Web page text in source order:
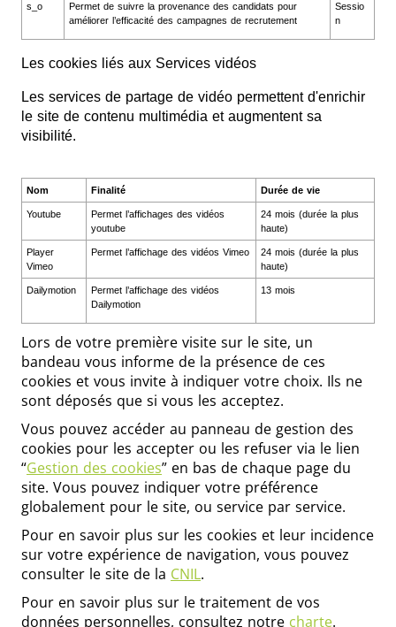
s_o
Permet de suivre la provenance des candidats pour
améliorer l’efficacité des campagnes de recrutement
Sessio
n
Les cookies liés aux Services vidéos
Les services de partage de vidéo permettent d'enrichir
le site de contenu multimédia et augmentent sa
visibilité.
Nom Finalité Durée de vie
Youtube
Permet l’affichages des vidéos
youtube
24 mois (durée la plus
haute)
Player
Vimeo
Permet l’affichage des vidéos Vimeo
24 mois (durée la plus
haute)
Dailymotion
Permet l’affichage des vidéos
Dailymotion
13 mois
Lors de votre première visite sur le site, un
bandeau vous informe de la présence de ces
cookies et vous invite à indiquer votre choix. Ils ne
sont déposés que si vous les acceptez.
Vous pouvez accéder au panneau de gestion des
cookies pour les accepter ou les refuser via le lien
“Gestion des cookies” en bas de chaque page du
site. Vous pouvez indiquer votre préférence
globalement pour le site, ou service par service.
Pour en savoir plus sur les cookies et leur incidence
sur votre expérience de navigation, vous pouvez
consulter le site de la CNIL.
Pour en savoir plus sur le traitement de vos
données personnelles, consultez notre charte.